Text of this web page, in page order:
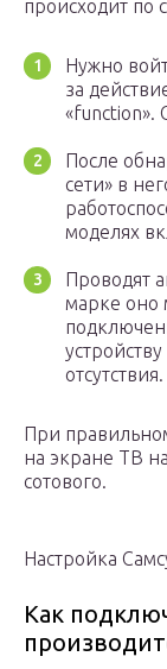
происходит по
Нужно
за
«function».
После
сети» в
моделях
Проводят
марке оно
отсутствия.
При
на экране ТВ
сотового.
Настройка
Как